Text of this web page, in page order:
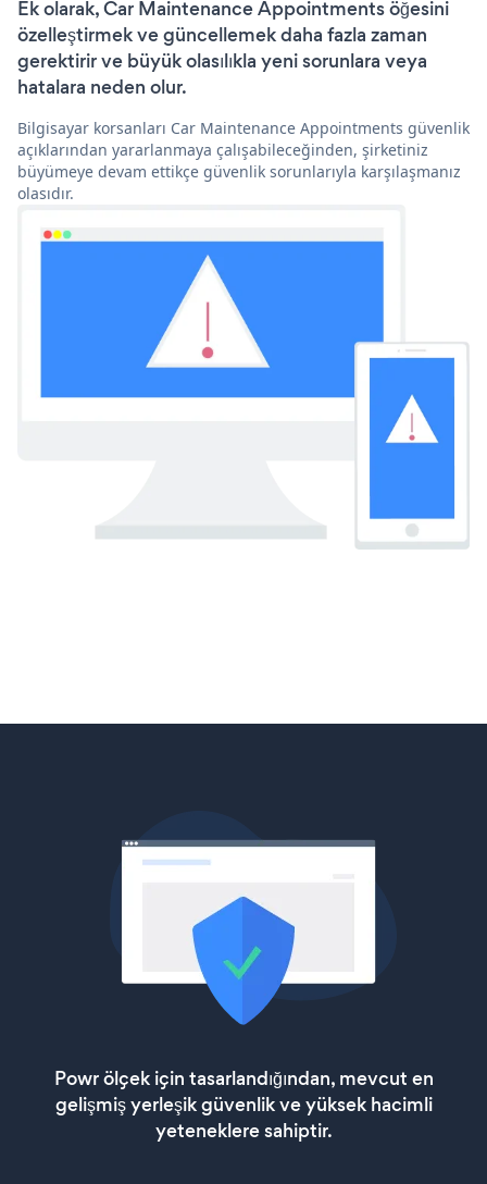
Ek olarak, Car Maintenance Appointments öğesini
özelleştirmek ve güncellemek daha fazla zaman
gerektirir ve büyük olasılıkla yeni sorunlara veya
hatalara neden olur.
Bilgisayar korsanları Car Maintenance Appointments güvenlik
açıklarından yararlanmaya çalışabileceğinden, şirketiniz
büyümeye devam ettikçe güvenlik sorunlarıyla karşılaşmanız
olasıdır.
Powr ölçek için tasarlandığından, mevcut en
gelişmiş yerleşik güvenlik ve yüksek hacimli
yeteneklere sahiptir.